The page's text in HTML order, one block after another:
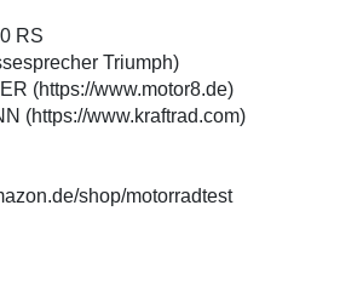
RS
Triumph)
(https://www.motor8.de)
(https://www.kraftrad.com)
shop/motorradtest